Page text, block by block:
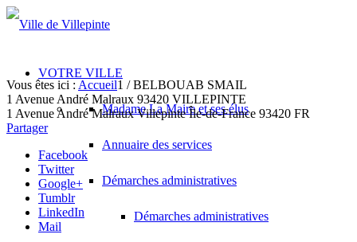
VOTRE VILLE
Madame La Maire et ses élus
Annuaire des services
Démarches administratives
Démarches administratives
Vous êtes ici : Accueil1 / BELBOUAB SMAIL
1 Avenue André Malraux 93420 VILLEPINTE
1 Avenue André Malraux Villepinte Île-de-France 93420 FR
Partager
Facebook
Twitter
Google+
Tumblr
LinkedIn
Mail